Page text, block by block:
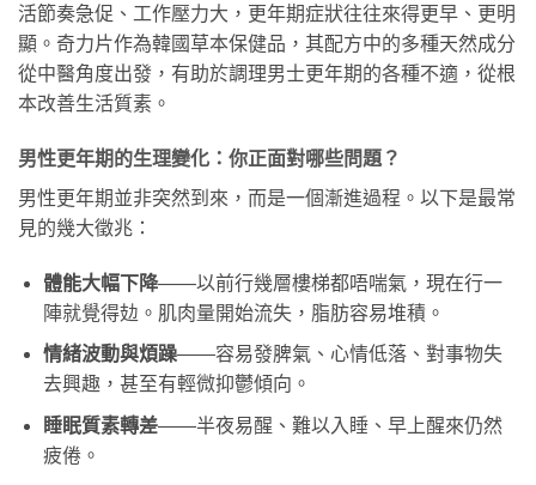
活節奏急促、工作壓力大，更年期症狀往往來得更早、更明
顯。奇力片作為韓國草本保健品，其配方中的多種天然成分
從中醫角度出發，有助於調理男士更年期的各種不適，從根
本改善生活質素。
男性更年期的生理變化：你正面對哪些問題？
男性更年期並非突然到來，而是一個漸進過程。以下是最常
見的幾大徵兆：
體能大幅下降——以前行幾層樓梯都唔喘氣，現在行一
陣就覺得攰。肌肉量開始流失，脂肪容易堆積。
情緒波動與煩躁——容易發脾氣、心情低落、對事物失
去興趣，甚至有輕微抑鬱傾向。
睡眠質素轉差——半夜易醒、難以入睡、早上醒來仍然
疲倦。